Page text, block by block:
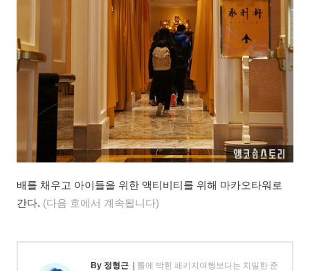
배를 채우고 아이들을 위한 액티비티를 위해 마카오타워로
간다. (다음 호에서 계속됩니다)
By 정형근 | 틀에 박힌 패키지여행보다는 치밀한 준